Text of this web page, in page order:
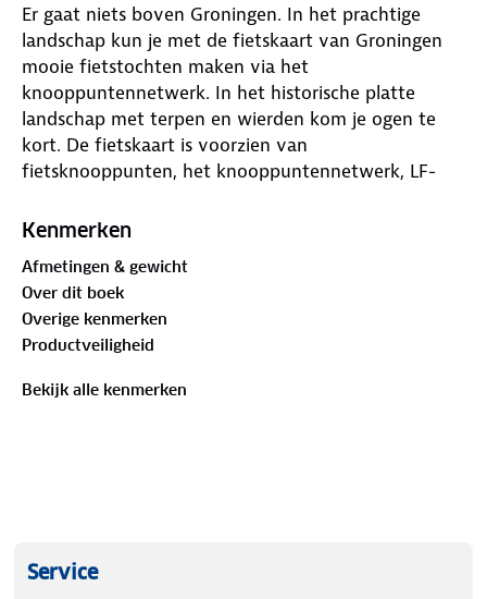
Er gaat niets boven Groningen. In het prachtige
landschap kun je met de fietskaart van Groningen
mooie fietstochten maken via het
knooppuntennetwerk. In het historische platte
landschap met terpen en wierden kom je ogen te
kort. De fietskaart is voorzien van
fietsknooppunten, het knooppuntennetwerk, LF-
VVV-informatie, horecagelegenheden, overzicht van
het buitengebied.
Kenmerken
Afmetingen & gewicht
Over dit boek
Overige kenmerken
Productveiligheid
Bekijk alle kenmerken
Service